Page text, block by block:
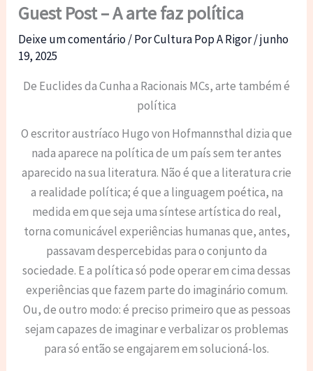
Guest Post – A arte faz política
Deixe um comentário/ PorCultura Pop A Rigor/junho
19, 2025
De Euclides da Cunha a Racionais MCs, arte também é
política
O escritor austríaco Hugo von Hofmannsthal dizia que
nada aparece na política de um país sem ter antes
aparecido na sua literatura. Não é que a literatura crie
a realidade política; é que a linguagem poética, na
medida em que seja uma síntese artística do real,
torna comunicável experiências humanas que, antes,
passavam despercebidas para o conjunto da
sociedade. E a política só pode operar em cima dessas
experiências que fazem parte do imaginário comum.
Ou, de outro modo: é preciso primeiro que as pessoas
sejam capazes de imaginar e verbalizar os problemas
para só então se engajarem em solucioná-los.